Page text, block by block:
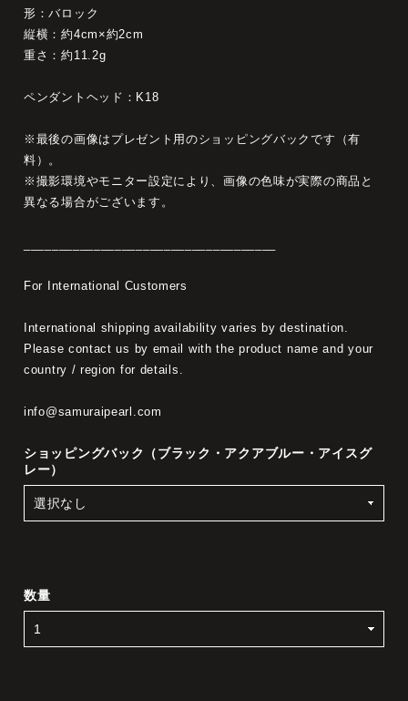
形：バロック
縦横：約4cm×約2cm
重さ：約11.2g
ペンダントヘッド：K18
※最後の画像はプレゼント用のショッピングバックです（有
料）。
※撮影環境やモニター設定により、画像の色味が実際の商品と
異なる場合がございます。
For International Customers
International shipping availability varies by destination.
Please contact us by email with the product name and your
country / region for details.
info@samuraipearl.com
ショッピングバック（ブラック・アクアブルー・アイスグ
レー）
数量